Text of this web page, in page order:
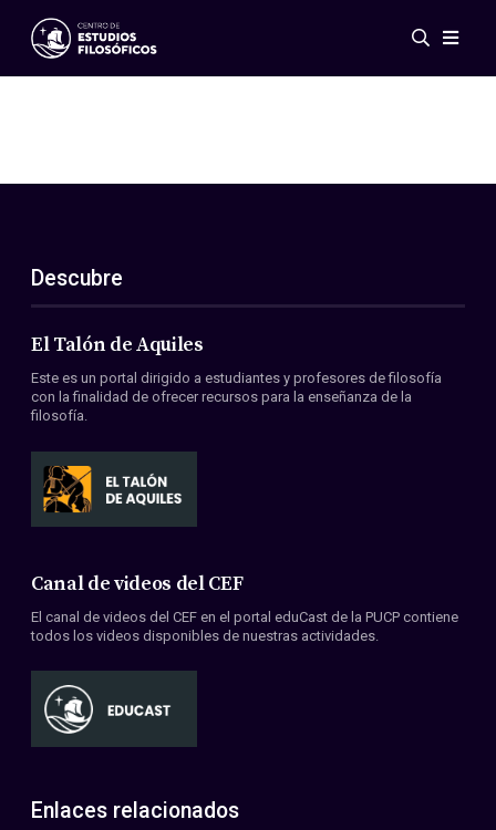
Eventos
ES
EN
Acerca de nosotros
Miembros
Convenios
Descubre
El Talón de Aquiles
Este es un portal dirigido a estudiantes y profesores de filosofía
con la finalidad de ofrecer recursos para la enseñanza de la
filosofía.
Canal de videos del CEF
El canal de videos del CEF en el portal eduCast de la PUCP contiene
todos los videos disponibles de nuestras actividades.
Enlaces relacionados